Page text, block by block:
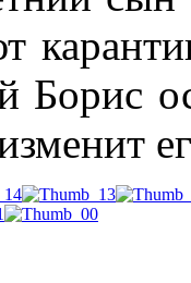
Борис